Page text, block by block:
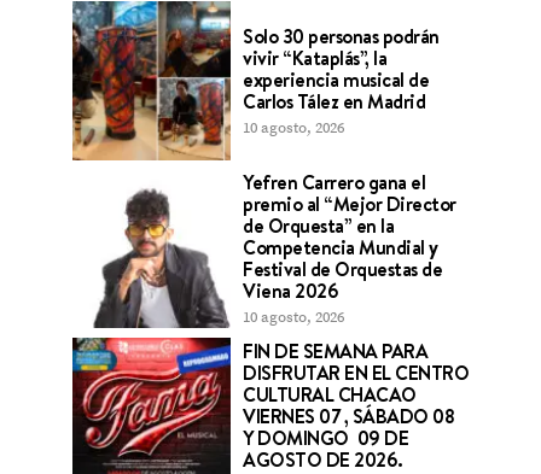
Solo 30 personas podrán
vivir “Kataplás”, la
experiencia musical de
Carlos Tález en Madrid
10 agosto, 2026
Yefren Carrero gana el
premio al “Mejor Director
de Orquesta” en la
Competencia Mundial y
Festival de Orquestas de
Viena 2026
10 agosto, 2026
FIN DE SEMANA PARA
DISFRUTAR EN EL CENTRO
CULTURAL CHACAO
VIERNES 07 , SÁBADO 08
Y DOMINGO 09 DE
AGOSTO DE 2026.